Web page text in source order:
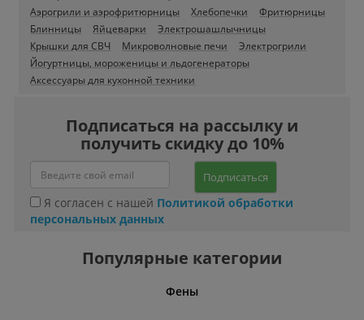
Аэрогрили и аэрофритюрницы
Хлебопечки
Фритюрницы
Блинницы
Яйцеварки
Электрошашлычницы
Крышки для СВЧ
Микроволновые печи
Электрогрили
Йогуртницы, мороженицы и льдогенераторы
Аксессуары для кухонной техники
Подписаться на рассылку и
получить скидку до 10%
Подписаться
Я согласен с нашей Политикой обработки
персональных данных
Популярные категории
Фены